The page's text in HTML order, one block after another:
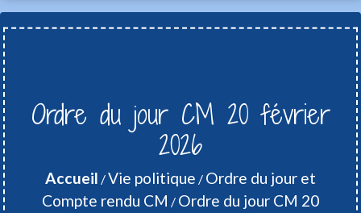
Ordre du jour CM 20 février
2026
Accueil /Vie politique / Ordre du jour et
Compte rendu CM / Ordre du jour CM 20